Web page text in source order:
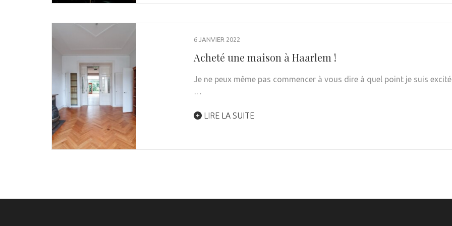
6 JANVIER 2022
Acheté une maison à Haarlem !
Je ne peux même pas commencer à vous dire à quel point je suis
LIRE LA SUITE